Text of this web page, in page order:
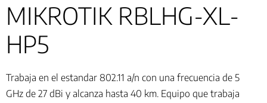
MIKROTIK RBLHG-XL-
HP5
Trabaja en el estandar 802.11 a/n con una frecuencia de 5
GHz de 27 dBi y alcanza hasta 40 km. Equipo que trabaja